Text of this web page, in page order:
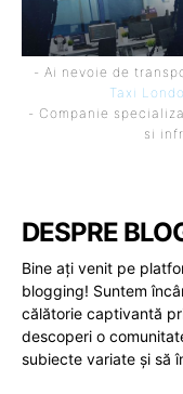
- Ai nevoie de
Taxi
- Companie
si
DESPRE
Bine ați venit pe
blogging! Suntem
călătorie captivantă
descoperi o
subiecte variate și să